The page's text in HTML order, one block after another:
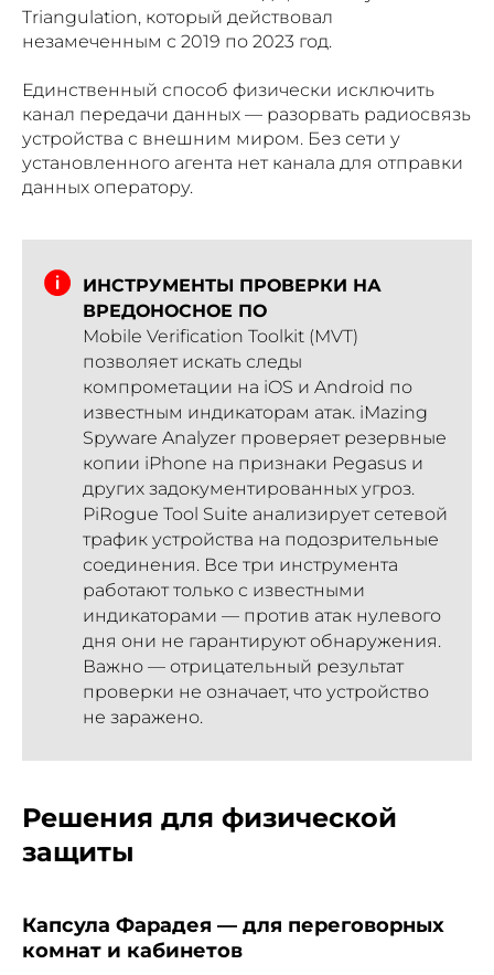
Triangulation, который действовал
незамеченным с 2019 по 2023 год.
Единственный способ физически исключить
канал передачи данных — разорвать радиосвязь
устройства с внешним миром. Без сети у
установленного агента нет канала для отправки
данных оператору.
ИНСТРУМЕНТЫ ПРОВЕРКИ НА
ВРЕДОНОСНОЕ ПО
Mobile Verification Toolkit (MVT)
позволяет искать следы
компрометации на iOS и Android по
известным индикаторам атак. iMazing
Spyware Analyzer проверяет резервные
копии iPhone на признаки Pegasus и
других задокументированных угроз.
PiRogue Tool Suite анализирует сетевой
трафик устройства на подозрительные
соединения. Все три инструмента
работают только с известными
индикаторами — против атак нулевого
дня они не гарантируют обнаружения.
Важно — отрицательный результат
проверки не означает, что устройство
не заражено.
Решения для физической
защиты
Капсула Фарадея — для переговорных
комнат и кабинетов